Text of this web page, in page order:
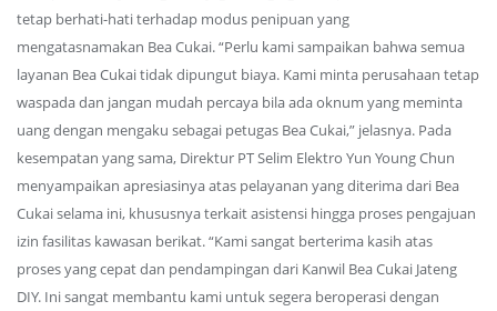
tetap berhati-hati terhadap modus penipuan yang
mengatasnamakan Bea Cukai. “Perlu kami sampaikan bahwa semua
layanan Bea Cukai tidak dipungut biaya. Kami minta perusahaan tetap
waspada dan jangan mudah percaya bila ada oknum yang meminta
uang dengan mengaku sebagai petugas Bea Cukai,” jelasnya. Pada
kesempatan yang sama, Direktur PT Selim Elektro Yun Young Chun
menyampaikan apresiasinya atas pelayanan yang diterima dari Bea
Cukai selama ini, khususnya terkait asistensi hingga proses pengajuan
izin fasilitas kawasan berikat. “Kami sangat berterima kasih atas
proses yang cepat dan pendampingan dari Kanwil Bea Cukai Jateng
DIY. Ini sangat membantu kami untuk segera beroperasi dengan